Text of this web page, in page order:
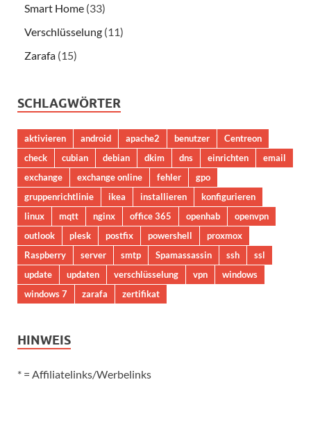
Smart Home (33)
Verschlüsselung (11)
Zarafa (15)
SCHLAGWÖRTER
aktivieren android apache2 benutzer
Centreon
check
cubian debian dkim dns einrichten
email
exchange
exchange online fehler
gpo
gruppenrichtlinie
ikea installieren
konfigurieren
linux
mqtt nginx office 365 openhab
openvpn
outlook
plesk postfix powershell
proxmox
Raspberry
server smtp Spamassassin ssh
ssl
update
updaten verschlüsselung vpn
windows
windows 7
zarafa zertifikat
HINWEIS
* = Affiliatelinks/Werbelinks